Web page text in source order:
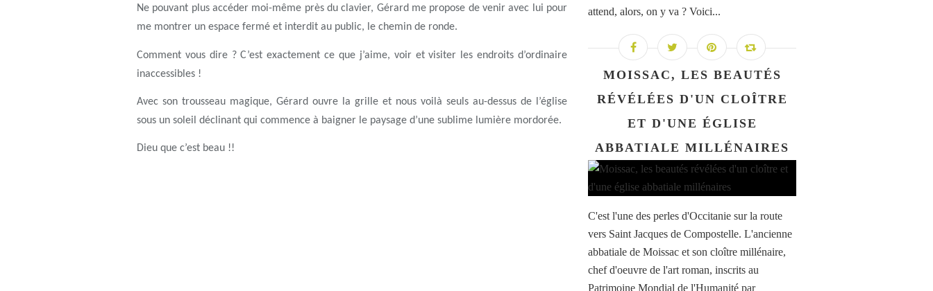
Ne pouvant plus accéder moi-même près du clavier, Gérard me propose de venir avec lui pour
me montrer un espace fermé et interdit au public, le chemin de ronde.
Comment vous dire ? C’est exactement ce que j’aime, voir et visiter les endroits d’ordinaire
inaccessibles !
Avec son trousseau magique, Gérard ouvre la grille et nous voilà seuls au-dessus de l’église
sous un soleil déclinant qui commence à baigner le paysage d’une sublime lumière mordorée.
Dieu que c’est beau !!
attend, alors, on y va ? Voici...
MOISSAC, LES BEAUTÉS
RÉVÉLÉES D'UN CLOÎTRE
ET D'UNE ÉGLISE
ABBATIALE MILLÉNAIRES
C'est l'une des perles d'Occitanie sur la route
vers Saint Jacques de Compostelle. L'ancienne
abbatiale de Moissac et son cloître millénaire,
chef d'oeuvre de l'art roman, inscrits au
Patrimoine Mondial de l'Humanité par